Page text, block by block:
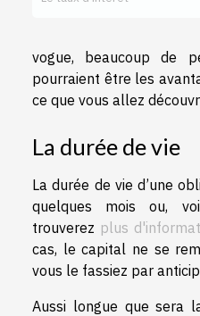
vogue, beaucoup de
pourraient être les
ce que vous allez
La durée de vie
La durée de vie d’une
quelques mois ou,
trouverez plus
cas, le capital ne se
vous le fassiez par
Aussi longue que sera